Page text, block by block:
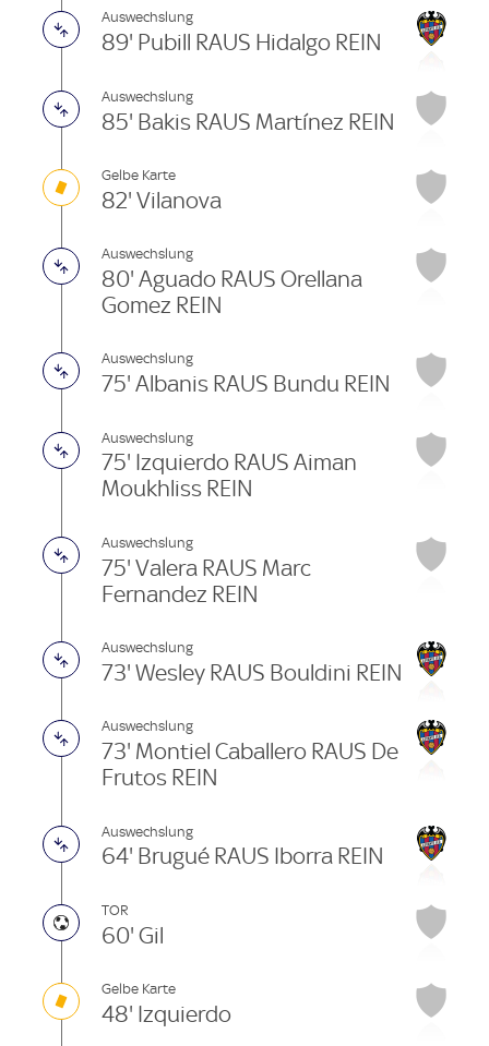
Auswechslung
89' Pubill RAUS Hidalgo REIN
Auswechslung
85' Bakis RAUS Martínez REIN
Gelbe Karte
82' Vilanova
Auswechslung
80' Aguado RAUS Orellana
Gomez REIN
Auswechslung
75' Albanis RAUS Bundu REIN
Auswechslung
75' Izquierdo RAUS Aiman
Moukhliss REIN
Auswechslung
75' Valera RAUS Marc
Fernandez REIN
Auswechslung
73' Wesley RAUS Bouldini REIN
Auswechslung
73' Montiel Caballero RAUS De
Frutos REIN
Auswechslung
64' Brugué RAUS Iborra REIN
TOR
60' Gil
Gelbe Karte
48' Izquierdo